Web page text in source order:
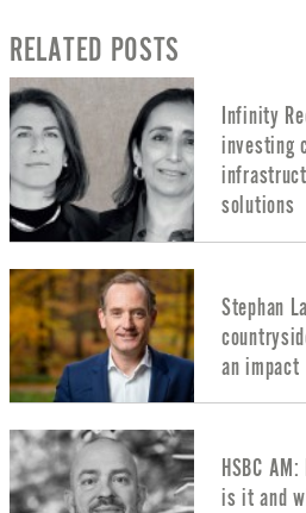
RELATED POSTS
Infinity
investing
solutions
Stephan
an impact
HSBC
is it and